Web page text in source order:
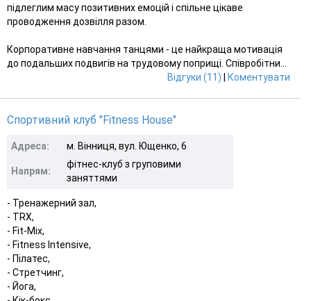
підлеглим масу позитивних емоцій і спільне цікаве
проводження дозвілля разом.
Корпоративне навчання танцями - це найкраща мотивація
до подальших подвигів на трудовому поприщі. Співробітни...
Відгуки (11)
Коментувати
Спортивний клуб "Fitness House"
Адреса: м. Вінниця, вул. Ющенко, 6
Напрям:
фітнес-клуб з груповими
заняттями
- Тренажерний зал,
- TRX,
- Fit-Mix,
- Fitness Intensive,
- Пілатес,
- Стретчинг,
- Йога,